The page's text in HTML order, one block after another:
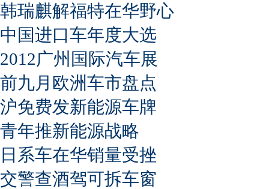
韩瑞麒解福特在华野心
中国进口车年度大选
2012广州国际汽车展
前九月欧洲车市盘点
沪免费发新能源车牌
青年推新能源战略
日系车在华销量受挫
交警查酒驾可拆车窗